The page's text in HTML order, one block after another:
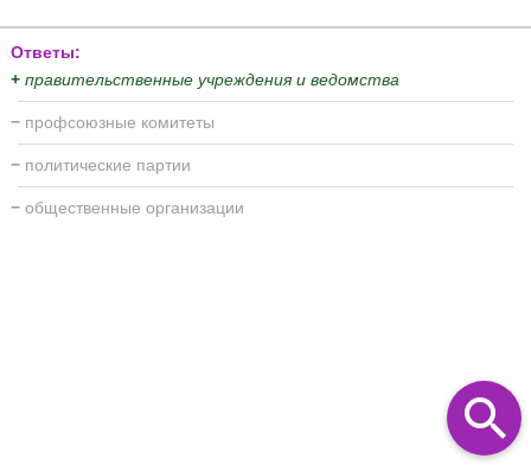
Ответы:
+ правительственные учреждения и ведомства
− профсоюзные комитеты
− политические партии
− общественные организации